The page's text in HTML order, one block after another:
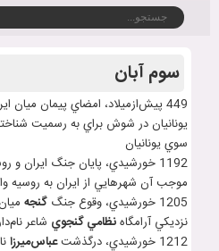
سوم آبان
449 پيش‌ازميلاد، امضاي پيمان ميان
يونانيان در شوش براي به رسميت
سوي يونانيان
1192 خورشيدي، پايان جنگ ايران و
موجب آن شهرهايي از ايران به روسيه واگذار شد. (29
1205 خورشيدي، وقوع جنگ
گنجهميان
نزديکي آرامگاهنظامي گنجويشاعر نام‌دار (23 ربيع‌الاول
1212 خورشيدي، درگذشت
عباسميرزا